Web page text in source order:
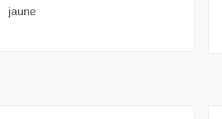
jaune